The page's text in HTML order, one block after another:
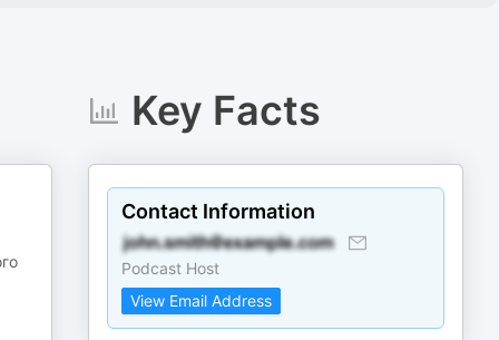
Key Facts
Contact Information
Podcast Host
View Email Address